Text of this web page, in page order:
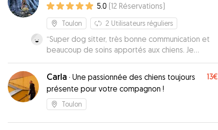
5.0 (12 Réservations)
Toulon 2 Utilisateurs réguliers
“Super dog sitter, très bonne communication et
beaucoup de soins apportés aux chiens. Je
recommande vivement !”
Carla · Une passionnée des chiens toujours
présente pour votre compagnon !
13€
Toulon